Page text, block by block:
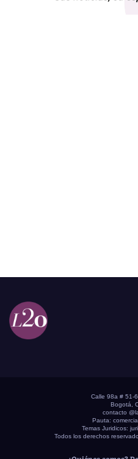
Calle 98a # 51-
Bogotá,
contacto
Pauta:
Temas Juridicos:
Todos los derechos